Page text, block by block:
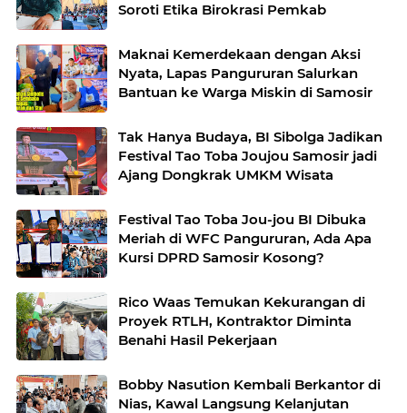
Soroti Etika Birokrasi Pemkab
Maknai Kemerdekaan dengan Aksi
Nyata, Lapas Pangururan Salurkan
Bantuan ke Warga Miskin di Samosir
Tak Hanya Budaya, BI Sibolga Jadikan
Festival Tao Toba Joujou Samosir jadi
Ajang Dongkrak UMKM Wisata
Festival Tao Toba Jou-jou BI Dibuka
Meriah di WFC Pangururan, Ada Apa
Kursi DPRD Samosir Kosong?
Rico Waas Temukan Kekurangan di
Proyek RTLH, Kontraktor Diminta
Benahi Hasil Pekerjaan
Bobby Nasution Kembali Berkantor di
Nias, Kawal Langsung Kelanjutan